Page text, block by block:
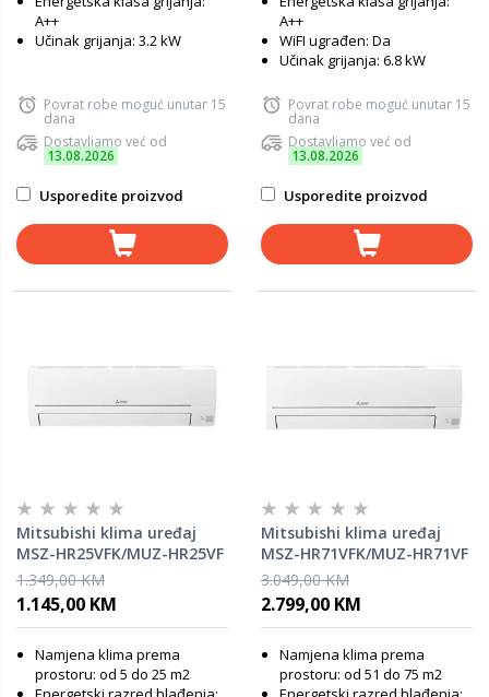
A++
Učinak grijanja: 3.2 kW
Povrat robe moguć unutar 15
dana
Dostavljamo već od
13.08.2026
Usporedite proizvod
A++
WiFI ugrađen: Da
Učinak grijanja: 6.8 kW
Povrat robe moguć unutar 15
dana
Dostavljamo već od
13.08.2026
Usporedite proizvod
Mitsubishi klima uređaj
MSZ-HR25VFK/MUZ-HR25VF
1.349,00 KM
1.145,00 KM
Namjena klima prema
prostoru: od 5 do 25 m2
Mitsubishi klima uređaj
MSZ-HR71VFK/MUZ-HR71VF
3.049,00 KM
2.799,00 KM
Namjena klima prema
prostoru: od 51 do 75 m2